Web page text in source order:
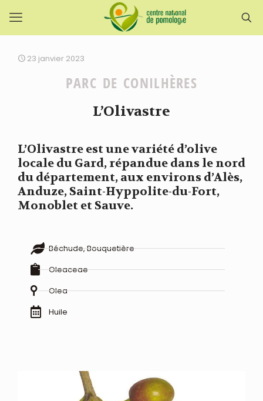
23 janvier 2023
PARC DE CONILHÈRES
L’Olivastre
L’Olivastre est une variété d’olive
locale du Gard, répandue dans le nord
du département, aux environs d’Alès,
Anduze, Saint-Hyppolite-du-Fort,
Monoblet et Sauve.
Béchude, Bouquetière
Oleaceae
Olea
Huile